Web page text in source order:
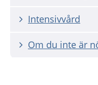
Intensivvård
Om du inte är